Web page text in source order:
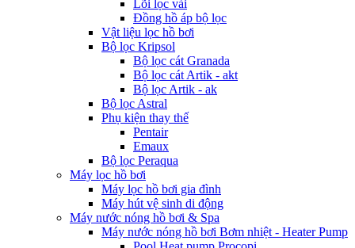
Lõi lọc vải
Đồng hồ áp bộ lọc
Vật liệu lọc hồ bơi
Bộ lọc Kripsol
Bộ lọc cát Granada
Bộ lọc cát Artik - akt
Bộ lọc Artik - ak
Bộ lọc Astral
Phụ kiện thay thế
Pentair
Emaux
Bộ lọc Peraqua
Máy lọc hồ bơi
Máy lọc hồ bơi gia đình
Máy hút vệ sinh di động
Máy nước nóng hồ bơi & Spa
Máy nước nóng hồ bơi Bơm nhiệt - Heater Pump